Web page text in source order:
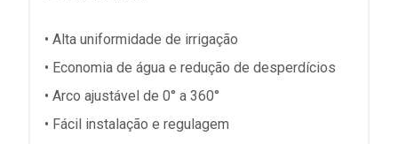
• Alta uniformidade de irrigação
• Economia de água e redução de desperdícios
• Arco ajustável de 0° a 360°
• Fácil instalação e regulagem